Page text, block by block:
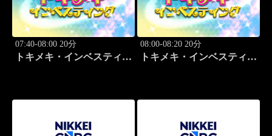
07:40-08:00 20分
トキメキ・インベスティン
08:00-08:20 20分
トキメキ・インベスティン